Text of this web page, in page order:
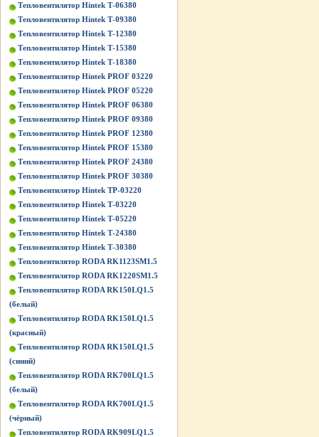
Тепловентилятор Hintek Т-06380
Тепловентилятор Hintek Т-09380
Тепловентилятор Hintek Т-12380
Тепловентилятор Hintek Т-15380
Тепловентилятор Hintek Т-18380
Тепловентилятор Hintek PROF 03220
Тепловентилятор Hintek PROF 05220
Тепловентилятор Hintek PROF 06380
Тепловентилятор Hintek PROF 09380
Тепловентилятор Hintek PROF 12380
Тепловентилятор Hintek PROF 15380
Тепловентилятор Hintek PROF 24380
Тепловентилятор Hintek PROF 30380
Тепловентилятор Hintek TP-03220
Тепловентилятор Hintek Т-03220
Тепловентилятор Hintek Т-05220
Тепловентилятор Hintek Т-24380
Тепловентилятор Hintek Т-30380
Тепловентилятор RODA RK1123SM1.5
Тепловентилятор RODA RK1220SM1.5
Тепловентилятор RODA RK150LQ1.5
(белый)
Тепловентилятор RODA RK150LQ1.5
(красный)
Тепловентилятор RODA RK150LQ1.5
(синий)
Тепловентилятор RODA RK700LQ1.5
(белый)
Тепловентилятор RODA RK700LQ1.5
(чёрный)
Тепловентилятор RODA RK909LQ1.5